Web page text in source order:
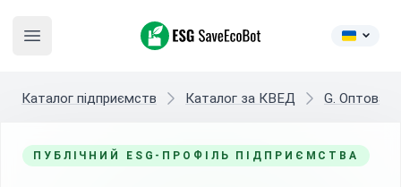
Open main menu
ESG SaveEcoBot
Каталог підприємств Каталог за КВЕД G. Оптова
ПУБЛІЧНИЙ ESG-ПРОФІЛЬ ПІДПРИЄМСТВА